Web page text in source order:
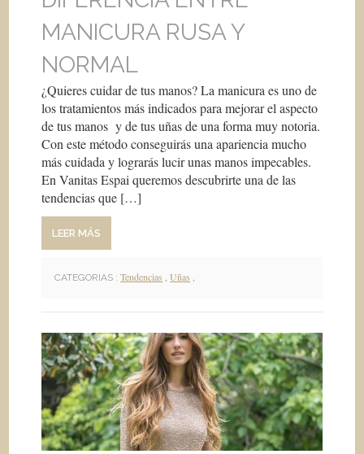
MANICURA RUSA Y
NORMAL
¿Quieres cuidar de tus manos? La manicura es uno de
los tratamientos más indicados para mejorar el aspecto
de tus manos y de tus uñas de una forma muy notoria.
Con este método conseguirás una apariencia mucho
más cuidada y lograrás lucir unas manos impecables.
En Vanitas Espai queremos descubrirte una de las
tendencias que […]
LEER MÁS
CATEGORIAS : Tendencias ,Uñas